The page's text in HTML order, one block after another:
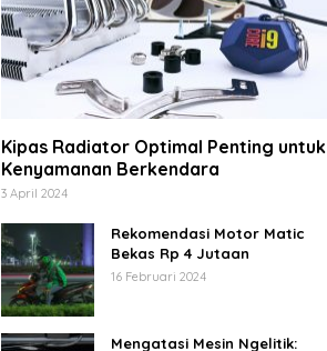
Kipas Radiator Optimal Penting untuk
Kenyamanan Berkendara
3 April 2024
Rekomendasi Motor Matic
Bekas Rp 4 Jutaan
16 Februari 2024
Mengatasi Mesin Ngelitik: